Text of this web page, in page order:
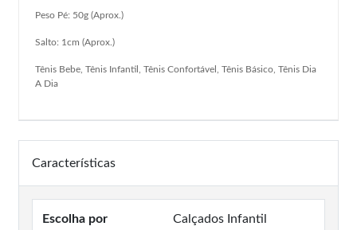
Peso Pé: 50g (Aprox.)
Salto: 1cm (Aprox.)
Tênis Bebe, Tênis Infantil, Tênis Confortável, Tênis Básico, Tênis Dia
A Dia
Características
Escolha por
Calçados Infantil